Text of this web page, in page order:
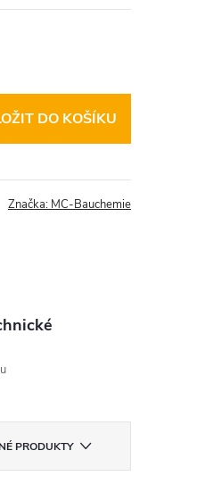
DO KOŠÍKU
Značka: MC-Bauchemie
PRODUKTY